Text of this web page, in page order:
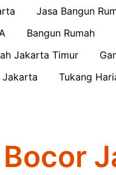
Jasa Bangun
Bangun Rumah
Jakarta Timur
Jakarta
Tukang